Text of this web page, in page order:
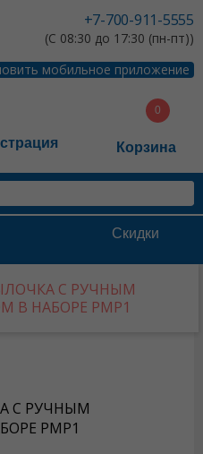
+7-700-911-5555
(С 08:30 до 17:30 (пн-пт))
мобильное приложение
Корзина
Скидки
С РУЧНЫМ
НАБОРЕ PMP1
С РУЧНЫМ
PMP1